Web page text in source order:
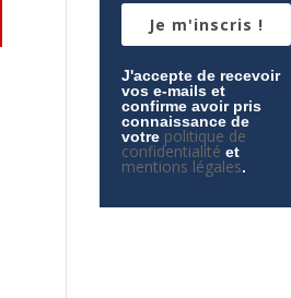
Je m'inscris !
J'accepte de recevoir
vos e-mails et
confirme avoir pris
connaissance de
votre politique de
confidentialité et
mentions légales.